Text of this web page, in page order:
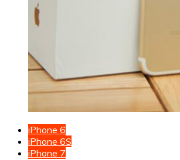
iPhone 6
iPhone 6S
iPhone 7